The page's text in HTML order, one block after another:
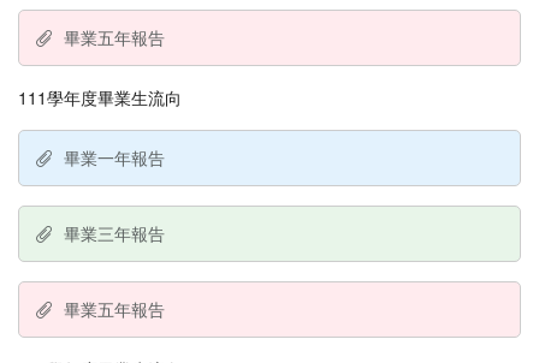
畢業五年報告
111學年度畢業生流向
畢業一年報告
畢業三年報告
畢業五年報告